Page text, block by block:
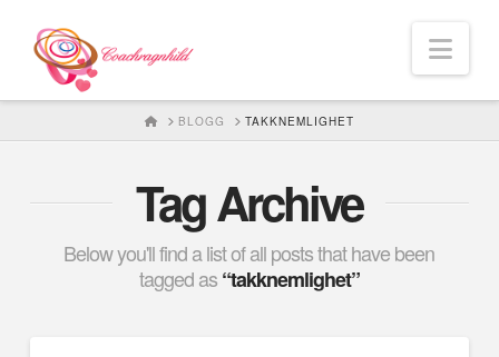
HOMEBLOGG TAKKNEMLIGHET
Tag Archive
Below you'll find a list of all posts that have been
tagged as“takknemlighet”